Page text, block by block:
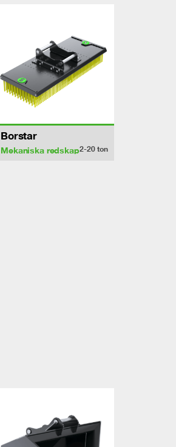
Borstar
Mekaniska redskap2-20 ton